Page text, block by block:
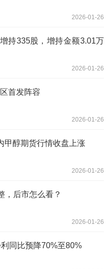
2026-01-26
持335股，增持金额3.01万
2026-01-26
首发阵容
2026-01-26
甲醇期货行情收盘上涨
2026-01-26
，后市怎么看？
2026-01-26
同比预降70%至80%